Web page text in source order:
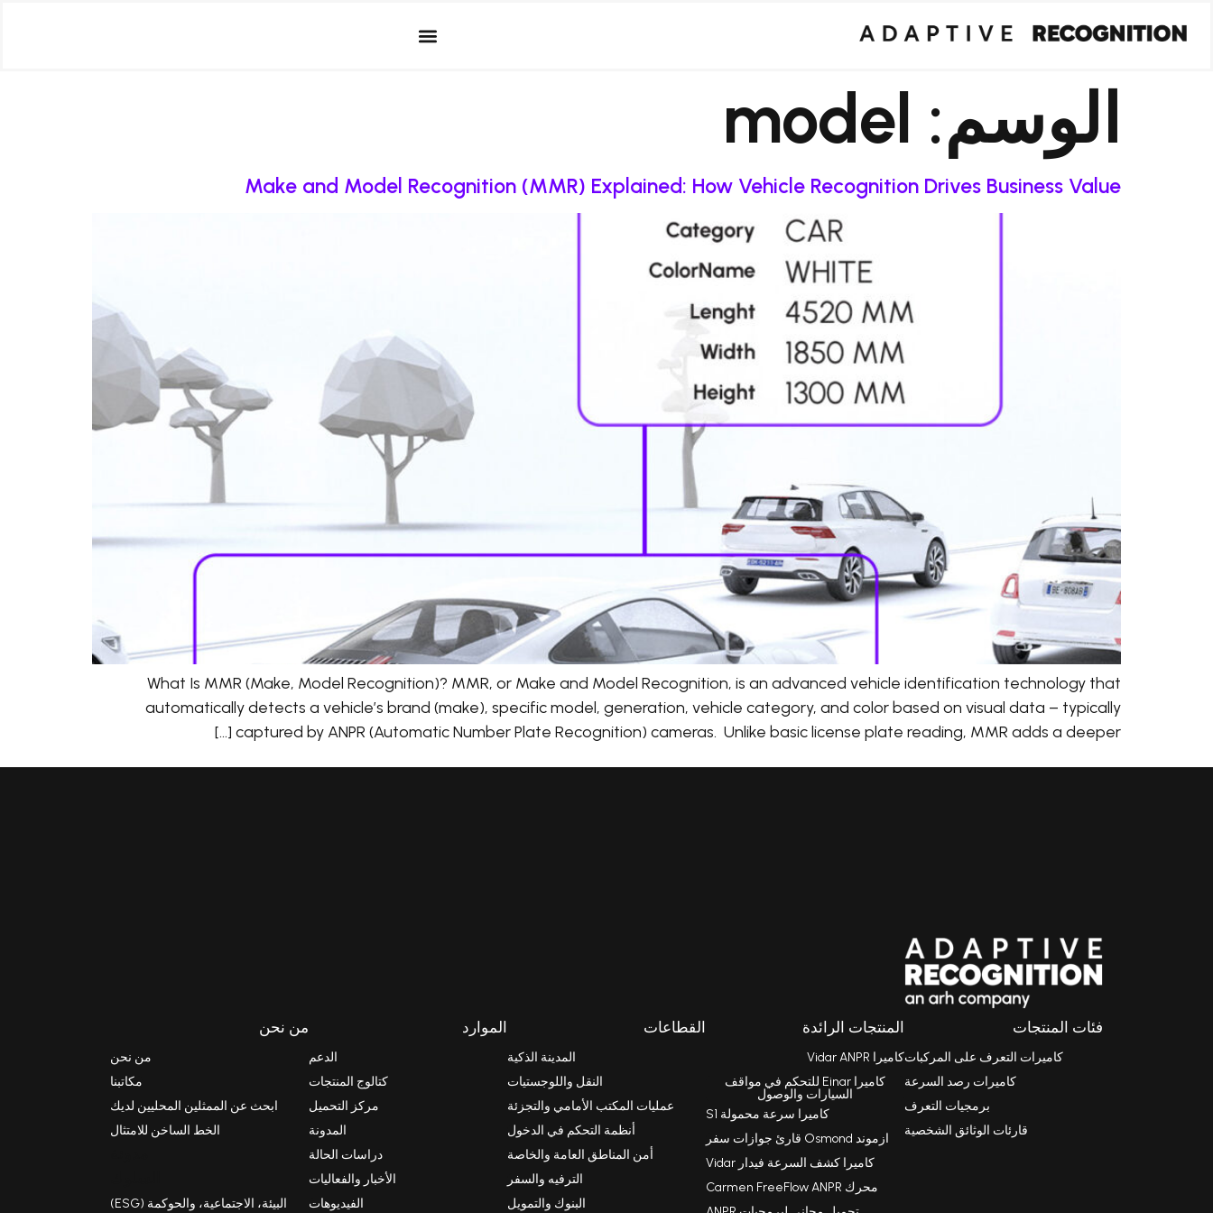
الوسم: model
Make and Model Recognition (MMR) Explained: How Vehicle Recognition Drives Business Value
What Is MMR (Make, Model Recognition)? MMR, or Make and Model Recognition, is an advanced vehicle identification technology that
automatically detects a vehicle’s brand (make), specific model, generation, vehicle category, and color based on visual data – typically
captured by ANPR (Automatic Number Plate Recognition) cameras. Unlike basic license plate reading, MMR adds a deeper […]
فئات المنتجات
كاميرات التعرف على المركبات
كاميرات رصد السرعة
برمجيات التعرف
قارئات الوثائق الشخصية
المنتجات الرائدة
كاميرا Vidar ANPR
كاميرا Einar للتحكم في مواقف
السيارات والوصول
كاميرا سرعة محمولة S1
ازموند Osmond قارئ جوازات سفر
كاميرا كشف السرعة فيدار Vidar
محرك Carmen FreeFlow ANPR
القطاعات
المدينة الذكية
النقل واللوجستيات
عمليات المكتب الأمامي والتجزئة
أنظمة التحكم في الدخول
أمن المناطق العامة والخاصة
الترفيه والسفر
البنوك والتمويل
الموارد
الدعم
كتالوج المنتجات
مركز التحميل
المدونة
دراسات الحالة
الأخبار والفعاليات
الفيديوهات
من نحن
من نحن
مكاتبنا
ابحث عن الممثلين المحليين لديك
الخط الساخن للامتثال
البيئة، الاجتماعية، والحوكمة (ESG)